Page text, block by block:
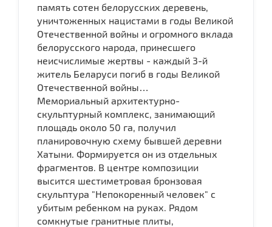
память сотен белорусских деревень,
уничтоженных нацистами в годы Великой
Отечественной войны и огромного вклада
белорусского народа, принесшего
неисчислимые жертвы - каждый 3-й
житель Беларуси погиб в годы Великой
Отечественной войны…
Мемориальный архитектурно-
скульптурный комплекс, занимающий
площадь около 50 га, получил
планировочную схему бывшей деревни
Хатыни. Формируется он из отдельных
фрагментов. В центре композиции
высится шестиметровая бронзовая
скульптура "Непокоренный человек" с
убитым ребенком на руках. Рядом
сомкнутые гранитные плиты,